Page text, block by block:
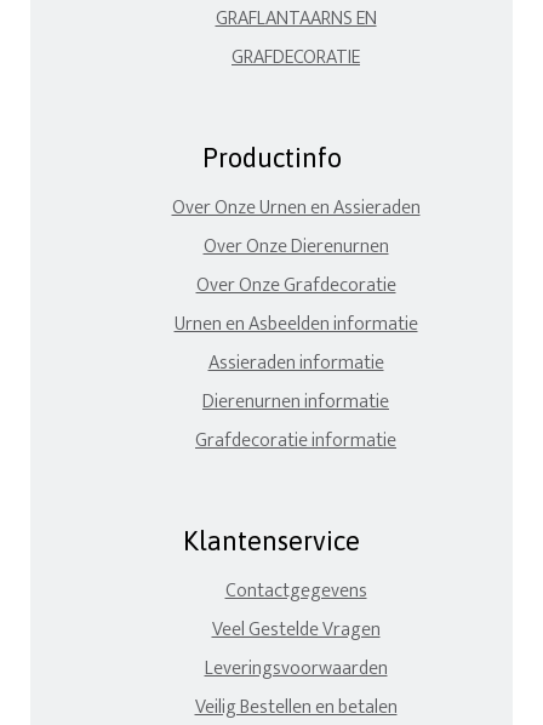
GRAFLANTAARNS EN
GRAFDECORATIE
Productinfo
Over Onze Urnen en Assieraden
Over Onze Dierenurnen
Over Onze Grafdecoratie
Urnen en Asbeelden informatie
Assieraden informatie
Dierenurnen informatie
Grafdecoratie informatie
Klantenservice
Contactgegevens
Veel Gestelde Vragen
Leveringsvoorwaarden
Veilig Bestellen en betalen